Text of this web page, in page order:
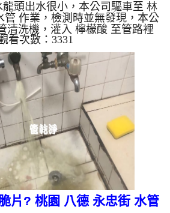
水管
頭出水很小，本公司驅車至 林
管 作業，檢測時並無發現，本公
清洗機，灌入 檸檬酸 至管路裡
啟 水管清洗機 ，啟動 螺旋波 模
出棕色髒水，越洗就越髒，就像
片影片，兩個小時後，水管清洗
如是自來水，如水管老化，會產
洗出來的水就會是咖啡色，地下
上會結成黑色管垢，洗出來的水
些洗出綠色的水，是因為裡面有
的物質，生鏽...
看次數：3331
片? 桃園 八德 永忠街 水管